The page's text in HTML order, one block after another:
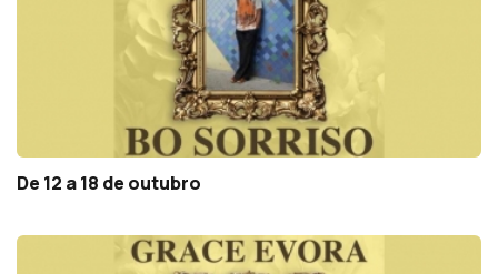
De 12 a 18 de outubro